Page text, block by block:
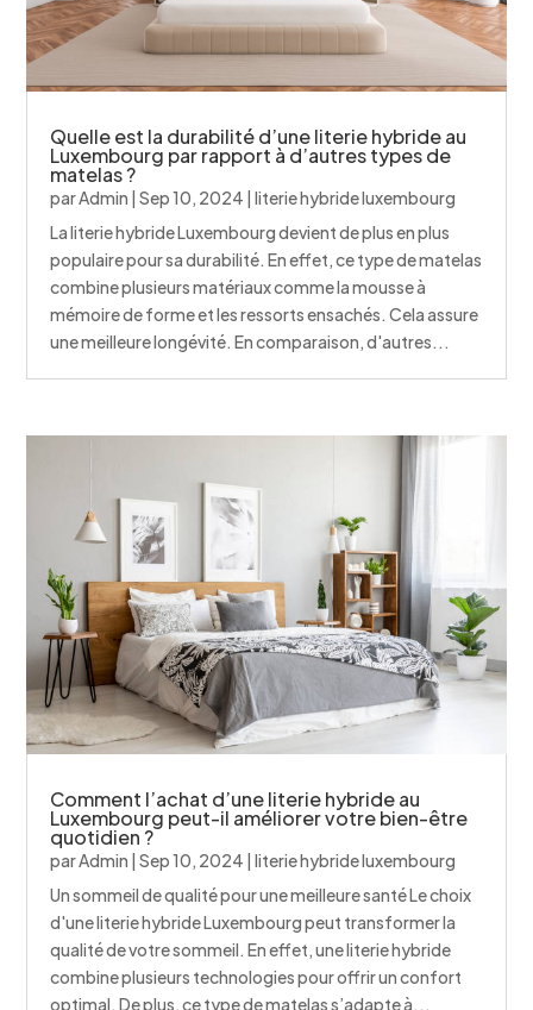
Quelle est la durabilité d’une literie hybride au
Luxembourg par rapport à d’autres types de
matelas ?
parAdmin |Sep 10, 2024 |literie hybride luxembourg
La literie hybride Luxembourg devient de plus en plus
populaire pour sa durabilité. En effet, ce type de matelas
combine plusieurs matériaux comme la mousse à
mémoire de forme et les ressorts ensachés. Cela assure
une meilleure longévité. En comparaison, d'autres...
Comment l’achat d’une literie hybride au
Luxembourg peut-il améliorer votre bien-être
quotidien ?
parAdmin |Sep 10, 2024 |literie hybride luxembourg
Un sommeil de qualité pour une meilleure santé Le choix
d'une literie hybride Luxembourg peut transformer la
qualité de votre sommeil. En effet, une literie hybride
combine plusieurs technologies pour offrir un confort
optimal. De plus, ce type de matelas s’adapte à...